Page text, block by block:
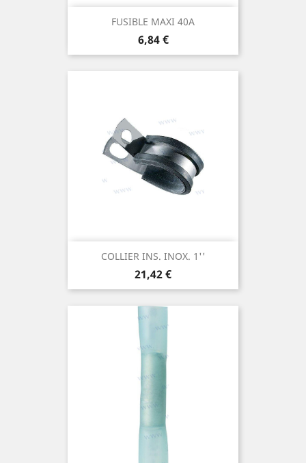
FUSIBLE MAXI 40A
Prix
6,84 €
COLLIER INS. INOX. 1''
Prix
21,42 €